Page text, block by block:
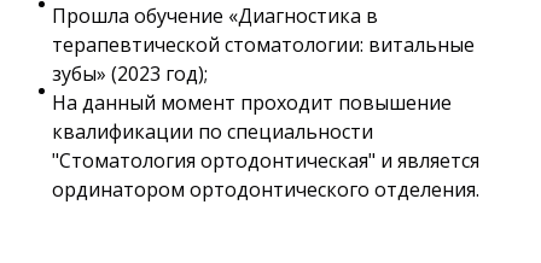
Прошла обучение «Диагностика в
терапевтической стоматологии: витальные
зубы» (2023 год);
На данный момент проходит повышение
квалификации по специальности
"Стоматология ортодонтическая" и является
ординатором ортодонтического отделения.